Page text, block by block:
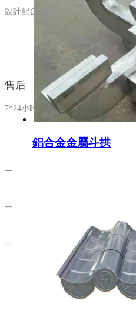
設計配合、施工指導
售后
7*24小時售后服務
鋁合金金屬斗拱